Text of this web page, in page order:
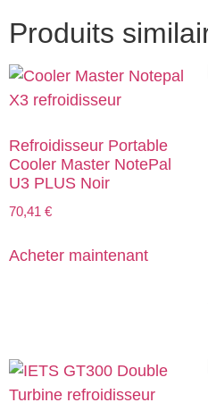
Produits
Refroidisseur Portable
Cooler Master NotePal
U3 PLUS Noir
70,41 €
Acheter maintenant